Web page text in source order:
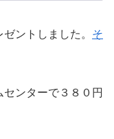
ントしました。 そ
ンターで３８０円